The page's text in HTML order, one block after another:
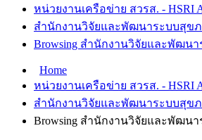
หน่วยงานเครือข่าย สวรส. - HSRI
สำนักงานวิจัยและพัฒนาระบบสุข
Browsing สำนักงานวิจัยและพัฒน
Home
หน่วยงานเครือข่าย สวรส. - HSRI
สำนักงานวิจัยและพัฒนาระบบสุข
Browsing สำนักงานวิจัยและพัฒน